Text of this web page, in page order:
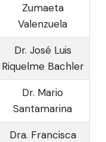
Zumaeta
Valenzuela
Dr. José Luis
Riquelme Bachler
Dr. Mario
Santamarina
Dra. Francisca